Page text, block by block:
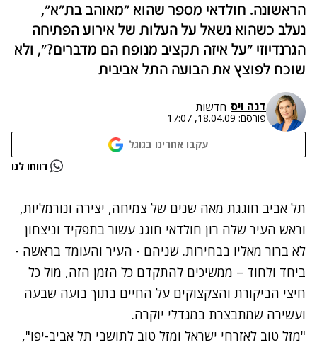
הראשונה. חולדאי מספר שהוא "מאוהב בת"א",
נעלב כשהוא נשאל על העלות של אירוע הפתיחה
הגרנדיוזי "על איזה תקציב מנופח הם מדברים?", ולא
שוכח לפוצץ את הבועה התל אביבית
דנה ויס חדשות
פורסם: 18.04.09, 17:07
עקבו אחרינו בגוגל
נתקלנו בבעיה דווחו לנו
תל אביב חוגגת מאה שנים של צמיחה, יצירה ונורמליות,
וראש העיר שלה רון חולדאי חוגג עשור בתפקיד וניצחון
לא ברור מאליו בבחירות. שניהם - העיר והעומד בראשה -
ביחד ולחוד – ממשיכים להתקדם כל הזמן הזה, מול כל
חיצי הביקורת והצקצוקים על החיים בתוך בועה שבעה
ועשירה שמתבצרת במגדלי יוקרה.
"מזל טוב לאזרחי ישראל ומזל טוב לתושבי תל אביב-יפו",